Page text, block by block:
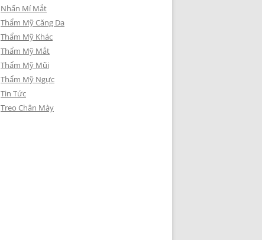
Nhấn Mí Mắt
Thẩm Mỹ Căng Da
Thẩm Mỹ Khác
Thẩm Mỹ Mắt
Thẩm Mỹ Mũi
Thẩm Mỹ Ngực
Tin Tức
Treo Chân Mày